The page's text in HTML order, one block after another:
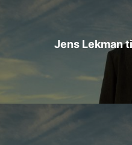
Jens Lekman